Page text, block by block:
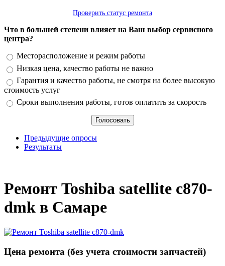
Проверить статус ремонта
Что в большей степени влияет на Ваш выбор сервисного
центра?
Варианты
Месторасположение и режим работы
Низкая цена, качество работы не важно
Гарантия и качество работы, не смотря на более высокую
стоимость услуг
Сроки выполнения работы, готов оплатить за скорость
Предыдущие опросы
Результаты
Ремонт Toshiba satellite c870-
dmk в Самаре
Цена ремонта (без учета стоимости запчастей)